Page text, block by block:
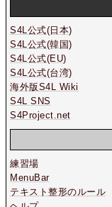
S4L公式(日本)
S4L公式(韓国)
S4L公式(EU)
S4L公式(台湾)
海外版S4L Wiki
S4L SNS
S4Project.net
練習場
MenuBar
テキスト整形のルール